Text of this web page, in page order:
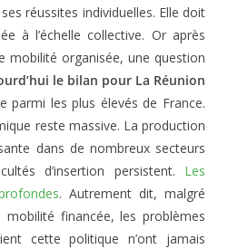
réussites individuelles. Elle doit
à l’échelle collective. Or après
mobilité organisée, une question
le bilan pour La Réunion
parmi les plus élevés de France.
reste massive. La production
dans de nombreux secteurs
d’insertion persistent. Les
. Autrement dit, malgré
mobilité financée, les problèmes
cette politique n’ont jamais